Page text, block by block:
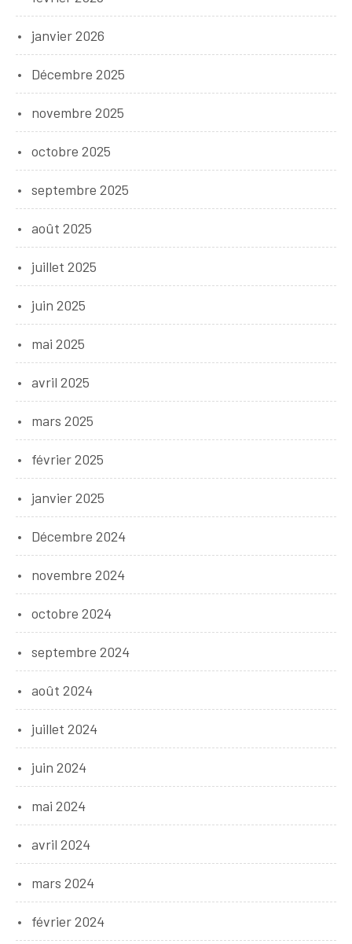
janvier 2026
Décembre 2025
novembre 2025
octobre 2025
septembre 2025
août 2025
juillet 2025
juin 2025
mai 2025
avril 2025
mars 2025
février 2025
janvier 2025
Décembre 2024
novembre 2024
octobre 2024
septembre 2024
août 2024
juillet 2024
juin 2024
mai 2024
avril 2024
mars 2024
février 2024